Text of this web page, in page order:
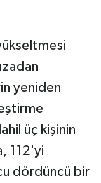
yeniden
üç kişinin
112'yi
dördüncü bir